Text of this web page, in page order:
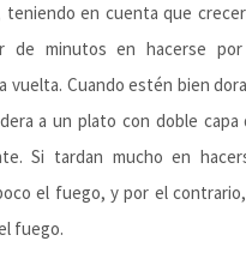
en cuenta que
de minutos en hacerse
vuelta. Cuando estén bien
a un plato con doble capa
Si tardan mucho en
el fuego, y por el
fuego.